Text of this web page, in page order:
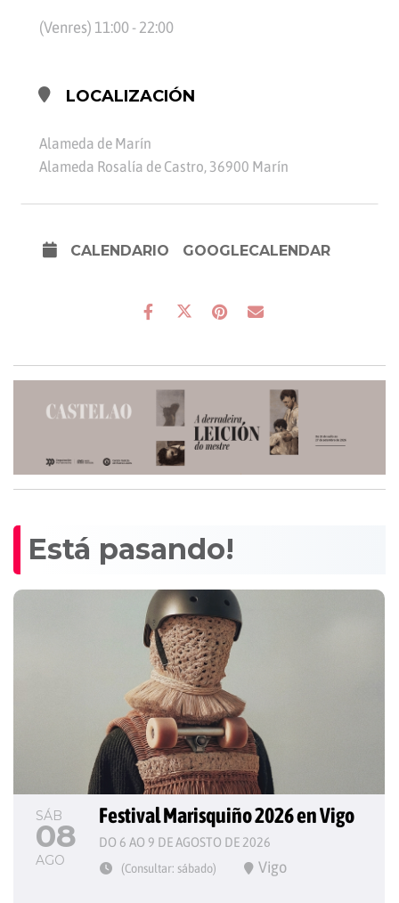
(Venres) 11:00 - 22:00
LOCALIZACIÓN
Alameda de Marín
Alameda Rosalía de Castro, 36900 Marín
CALENDARIO GOOGLECALENDAR
Está pasando!
SÁB
08
AGO
Festival Marisquiño 2026 en Vigo
DO 6 AO 9 DE AGOSTO DE 2026
(Consultar: sábado) Vigo